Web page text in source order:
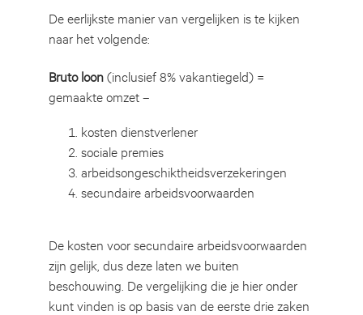
De eerlijkste manier van vergelijken is te kijken
naar het volgende:
Bruto loon(inclusief 8% vakantiegeld) =
gemaakte omzet –
kosten dienstverlener
sociale premies
arbeidsongeschiktheidsverzekeringen
secundaire arbeidsvoorwaarden
De kosten voor secundaire arbeidsvoorwaarden
zijn gelijk, dus deze laten we buiten
beschouwing. De vergelijking die je hier onder
kunt vinden is op basis van de eerste drie zaken